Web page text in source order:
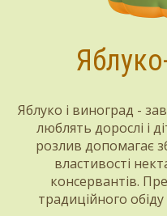
Яблуко і виноград -
люблять дорослі і
розлив допомагає
властивості
консервантів.
традиційного